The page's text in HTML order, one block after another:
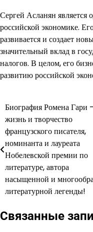
Сергей Асланян является
российской экономике.
развивается и создает
значительный вклад в
налогов. В целом, его
развитию российской
Навигация
по
записям
Биография Ромена Гари
жизнь и творчество
французского писателя,
номинанта и лауреата
Нобелевской премии по
литературе, автора
насыщенной и
литературной легенды!
Связанные